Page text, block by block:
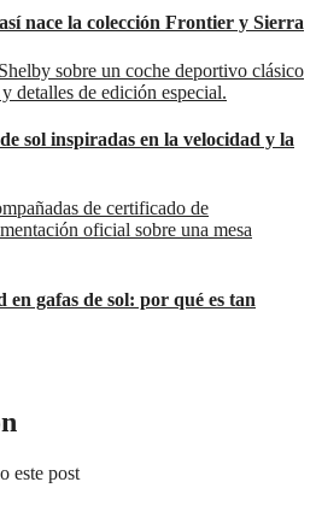
nace la colección Frontier y Sierra
sol inspiradas en la velocidad y la
gafas de sol: por qué es tan
este post